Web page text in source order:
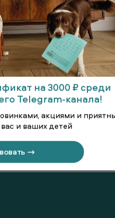
длинными Платье
на 3000 ₽ среди
Telegram-канала!
акциями и
и ваших детей
→